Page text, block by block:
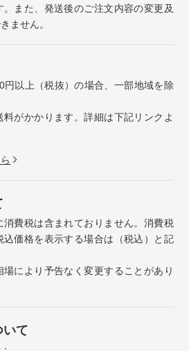
また、発送後のご注文内容の変更及
ません。
円以上（税抜）の場合、一部地域を除
がかかります。詳細は下記リンクよ
消費税は含まれておりません。消費税
込価格を表示する場合は（税込）と記
場により予告なく変更することがあり
いて